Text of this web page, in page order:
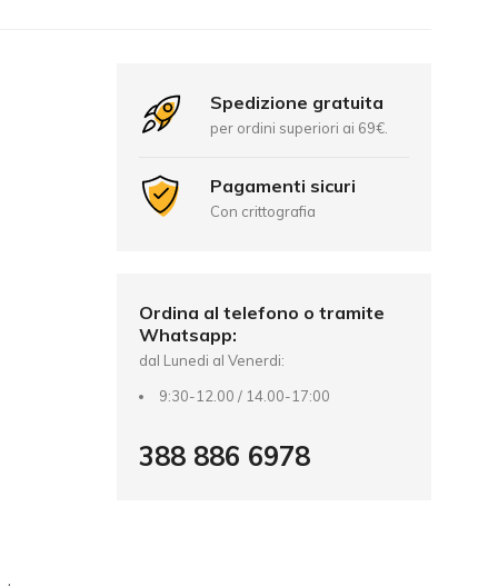
Spedizione gratuita
per ordini superiori ai 69€.
Pagamenti sicuri
Con crittografia
Ordina al telefono o tramite
Whatsapp:
dal Lunedi al Venerdi:
9:30-12.00 / 14.00-17:00
388 886 6978